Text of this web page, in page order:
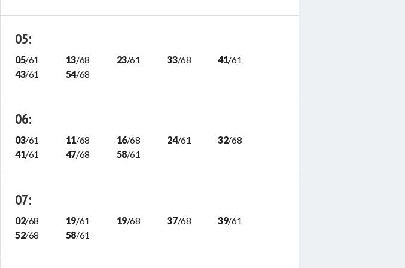
05:
05/61 13/68 23/61 33/68 41/61
43/61 54/68
06:
03/61 11/68 16/68 24/61 32/68
41/61 47/68 58/61
07:
02/68 19/61 19/68 37/68 39/61
52/68 58/61